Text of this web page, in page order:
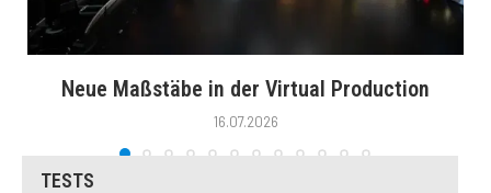
Neue Maßstäbe in der Virtual Production
16.07.2026
TESTS